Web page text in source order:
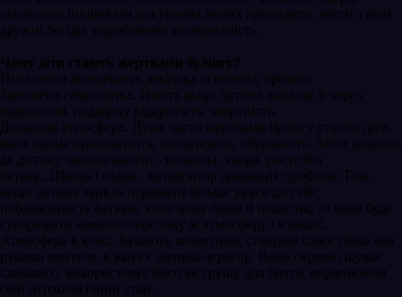
схильного ініціювати цькування інших проводити, вести з ним
дружні бесіди, виробляючи толерантність.
Чому діти стають жертвами булінгу?
Психологи визначають декілька основних причин:
Занижена самооцінка. Навіть якщо дитина виявляє її через
нарцисизм, надмірну відкритість, зверхність.
Домашня атмосфера. Дуже часто жертвами булінгу стають діти,
яких вдома принижують, знецінюють, ображають. Або є родини,
де дитину звикли жаліти - нещасна, хвора, росте без
батька...Школа і садок - каталізатор домашніх проблем. Тож,
якщо дитина звикла отримати більше уваги до себе,
поблажливість батьків, коли вона бідна й нещасна, то вона буде
створювати навколо себе таку ж атмосферу і в школі.
Атмосфера в класі. Бувають колективи, створені самостійно або
руками вчителя, в яких є дитина-агресор. Вона свідомо шукає
слабшого, використовує його як грушу для биття, вирівнюючи
свій психологічний стан.